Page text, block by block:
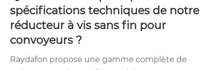
spécifications techniques de notre
réducteur à vis sans fin pour
convoyeurs ?
Raydafon propose une gamme complète de